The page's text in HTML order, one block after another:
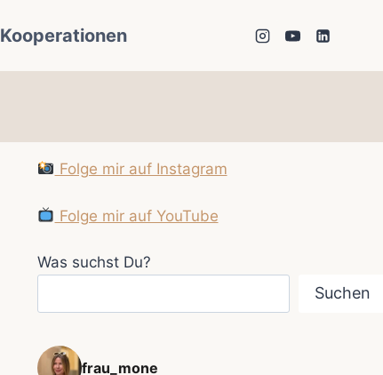
Kooperationen
Folge mir auf Instagram
Folge mir auf YouTube
Was suchst Du?
Suchen
frau_mone